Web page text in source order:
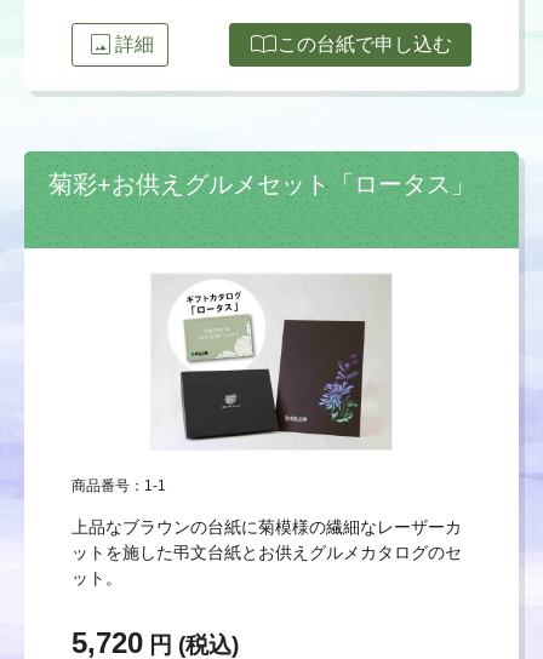
image 詳細 import_contactsこの台紙で申し込む
菊彩+お供えグルメセット「ロータス」
商品番号：1-1
上品なブラウンの台紙に菊模様の繊細なレーザーカ
ットを施した弔文台紙とお供えグルメカタログのセ
ット。
5,720 円 (税込)